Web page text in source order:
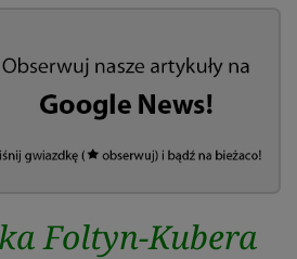
Foltyn-Kubera